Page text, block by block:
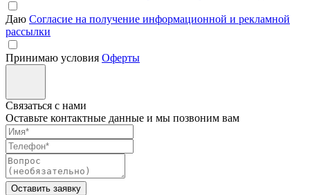
Даю Согласие на получение информационной и рекламной
рассылки
Принимаю условия Оферты
Связаться с нами
Оставьте контактные данные и мы позвоним вам
Оставить заявку